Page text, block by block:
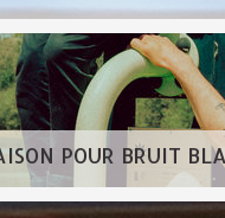
POUR BRUIT